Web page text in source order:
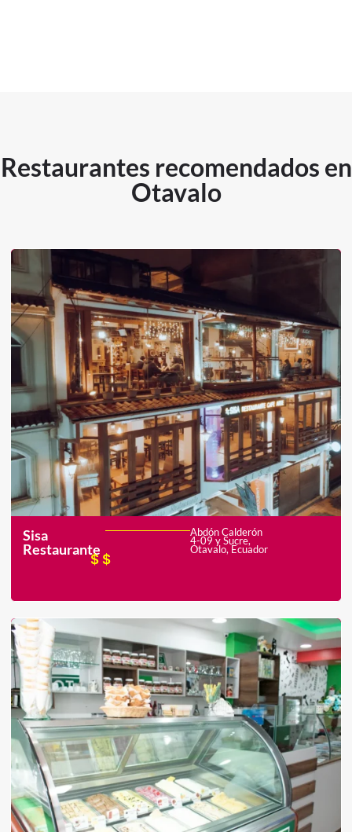
Restaurantes recomendados en
Otavalo
Sisa
Restaurante
$$
Abdón Calderón
4-09 y Sucre,
Otavalo, Ecuador